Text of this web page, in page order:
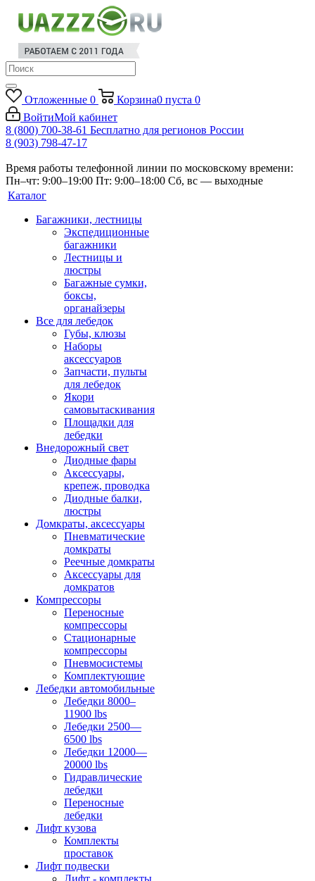
Отложенные 0 Корзина0 пуста 0
ВойтиМой кабинет
8 (800) 700-38-61 Бесплатно для регионов России
8 (903) 798-47-17
Время работы телефонной линии по московскому времени:
Пн–чт: 9:00–19:00 Пт: 9:00–18:00 Сб, вс — выходные
Каталог
Багажники, лестницы
Экспедиционные
багажники
Лестницы и
люстры
Багажные сумки,
боксы,
органайзеры
Все для лебедок
Губы, клюзы
Наборы
аксессуаров
Запчасти, пульты
для лебедок
Якори
самовытаскивания
Площадки для
лебедки
Внедорожный свет
Диодные фары
Аксессуары,
крепеж, проводка
Диодные балки,
люстры
Домкраты, аксессуары
Пневматические
домкраты
Реечные домкраты
Аксессуары для
домкратов
Компрессоры
Переносные
компрессоры
Стационарные
компрессоры
Пневмосистемы
Комплектующие
Лебедки автомобильные
Лебедки 8000–
11900 lbs
Лебедки 2500—
6500 lbs
Лебедки 12000—
20000 lbs
Гидравлические
лебедки
Переносные
лебедки
Лифт кузова
Комплекты
проставок
Лифт подвески
Лифт - комплекты